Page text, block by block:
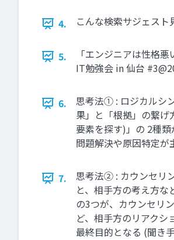
4. こんな検索サジェス
5.
「エンジニアは性格
IT勉強会 in 仙台 #
6.
思考法① : ロジカルシ
果」と「根拠」の繋
要素を探す)」の 2種
問題解決や原因特定
7.
思考法② : カウンセリ
と、相⼿⽅の考え⽅
の3つが、カウンセリ
ど、相⼿⽅のリアク
最終⽬的となる (聞き